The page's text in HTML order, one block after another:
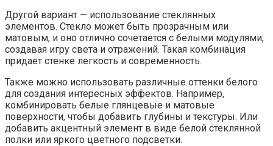
Другой вариант — использование стеклянных
элементов. Стекло может быть прозрачным или
матовым, и оно отлично сочетается с белыми модулями,
создавая игру света и отражений. Такая комбинация
придает стенке легкость и современность.
Также можно использовать различные оттенки белого
для создания интересных эффектов. Например,
комбинировать белые глянцевые и матовые
поверхности, чтобы добавить глубины и текстуры. Или
добавить акцентный элемент в виде белой стеклянной
полки или яркого цветного подсветки.